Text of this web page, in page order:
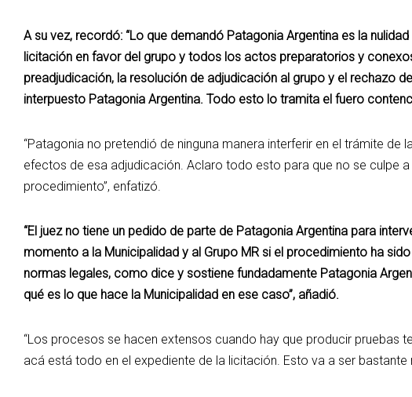
A su vez, recordó: “Lo que demandó Patagonia Argentina es la
licitación en favor del grupo y todos los actos preparatorios y
preadjudicación, la resolución de adjudicación al grupo y el rechazo
interpuesto Patagonia Argentina. Todo esto lo tramita el fuero
“Patagonia no pretendió de ninguna manera interferir en el trámite
efectos de esa adjudicación. Aclaro todo esto para que no se culpe a
procedimiento”, enfatizó.
“El juez no tiene un pedido de parte de Patagonia Argentina para
momento a la Municipalidad y al Grupo MR si el procedimiento ha
normas legales, como dice y sostiene fundadamente Patagonia
qué es lo que hace la Municipalidad en ese caso”, añadió.
“Los procesos se hacen extensos cuando hay que producir pruebas
acá está todo en el expediente de la licitación. Esto va a ser bastante